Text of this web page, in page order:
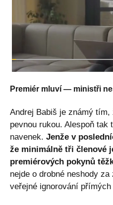
Premiér mluví — ministři
Andrej Babiš je známý
pevnou rukou. Alespoň tak
navenek. Jenže v
že minimálně tři členové
premiérových pokynů
nejde o drobné neshody
veřejné ignorování